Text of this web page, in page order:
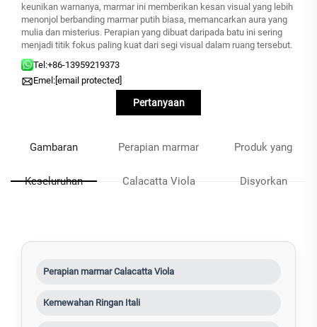
keunikan warnanya, marmar ini memberikan kesan visual yang lebih
menonjol berbanding marmar putih biasa, memancarkan aura yang
mulia dan misterius. Perapian yang dibuat daripada batu ini sering
menjadi titik fokus paling kuat dari segi visual dalam ruang tersebut.
Tel:+86-13959219373
Emel:[email protected]
Pertanyaan
Gambaran
Keseluruhan
Perapian marmar
Calacatta Viola
Produk yang
Disyorkan
Perapian marmar Calacatta Viola
Kemewahan Ringan Itali